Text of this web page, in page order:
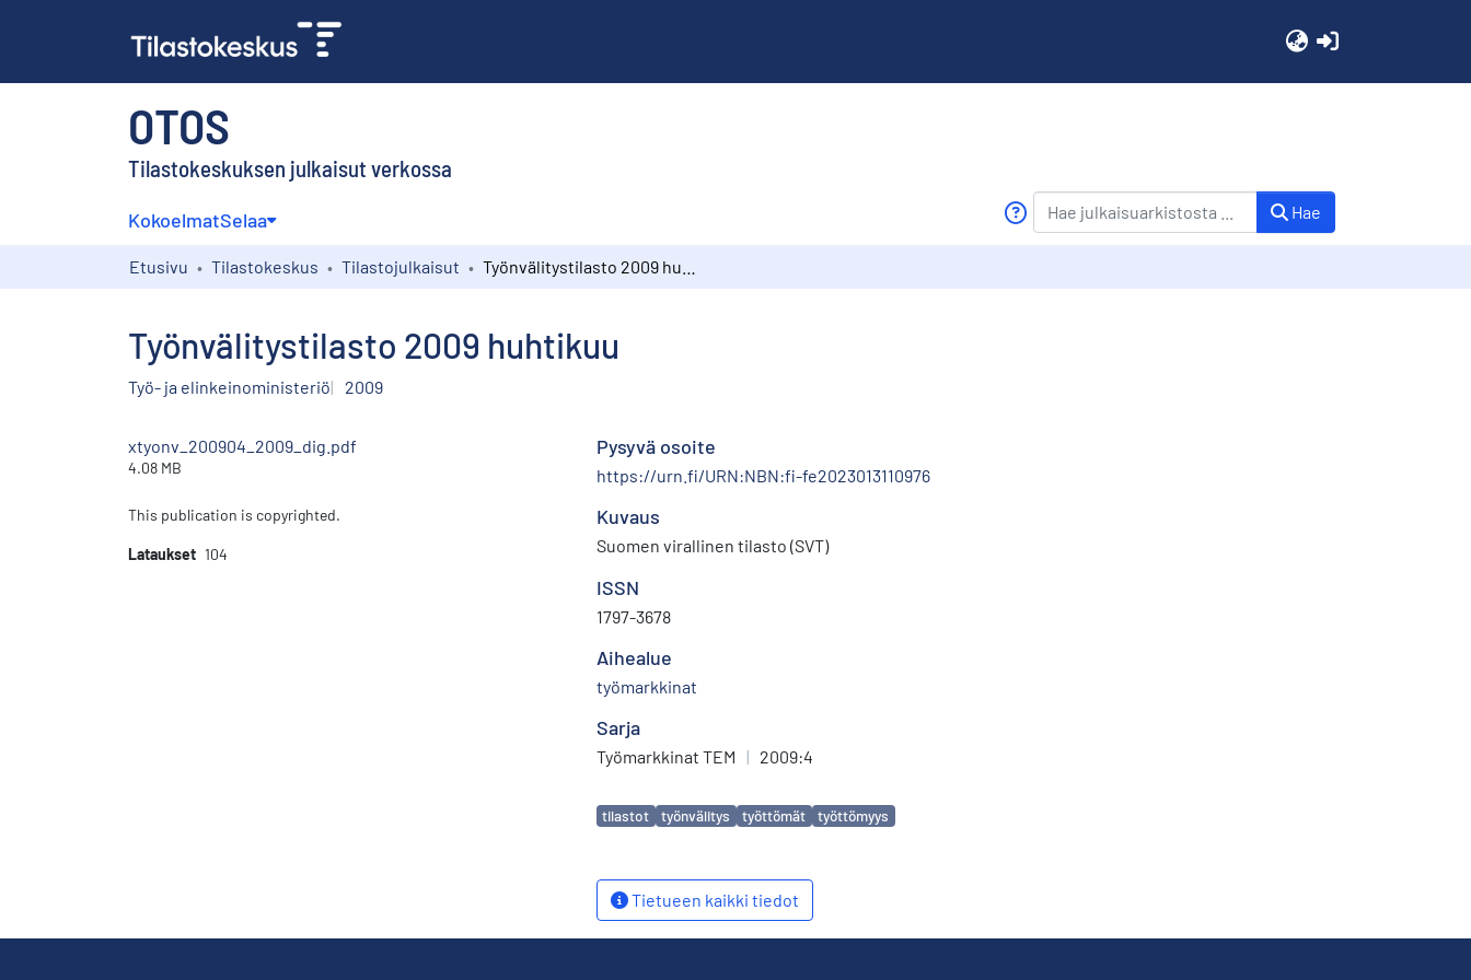
OTOS
Tilastokeskuksen julkaisut verkossa
KokoelmatSelaa Hae
Etusivu Tilastokeskus Tilastojulkaisut
Työnvälitystilasto 2009 huhtikuu
Työ- ja elinkeinoministeriö 2009
xtyonv_200904_2009_dig.pdf
4.08 MB
This publication is copyrighted.
Lataukset 104
Pysyvä osoite
https://urn.fi/URN:NBN:fi-fe2023013110976
Kuvaus
Suomen virallinen tilasto (SVT)
ISSN
1797-3678
Aihealue
työmarkkinat
Sarja
Työmarkkinat TEM | 2009:4
Avainsanat
tilastot työnvälitys työttömät työttömyys
Tietueen kaikki tiedot